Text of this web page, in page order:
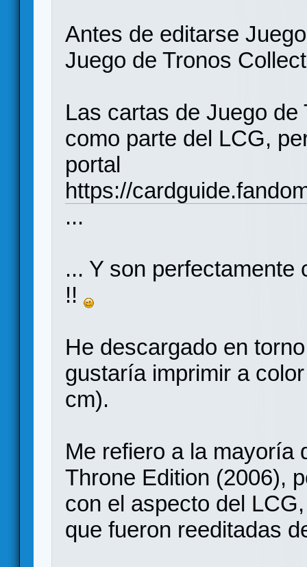
Antes de editarse
Juego de Tronos
Las cartas de Juego
como parte del LCG,
portal
https://
...
... Y son
!!
He descargado en
gustaría imprimir a
cm).
Me refiero a la mayoría
Throne Edition (2006),
con el aspecto del
que fueron reeditadas